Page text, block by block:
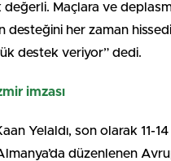
değerli. Maçlara ve
desteğini her zaman
destek veriyor” dedi.
imzası
Yelaldı, son olarak 11-14
düzenlenen